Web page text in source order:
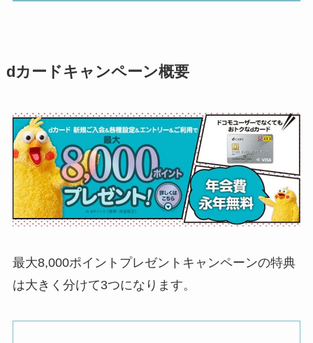
dカードキャンペーン概要
最大8,000ポイントプレゼントキャンペーンの特典
は大きく分けて3つになります。